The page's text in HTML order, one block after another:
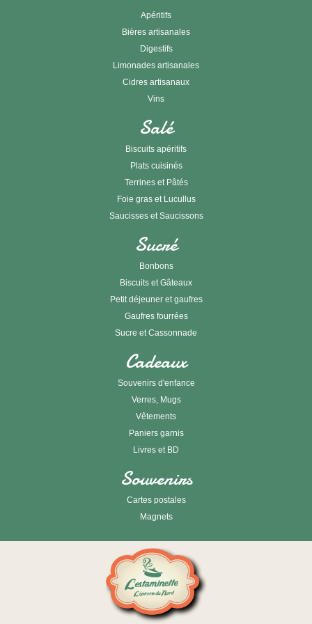
Apéritifs
Bières artisanales
Digestifs
Limonades artisanales
Cidres artisanaux
Vins
Salé
Biscuits apéritifs
Plats cuisinés
Terrines et Pâtés
Foie gras et Lucullus
Saucisses et Saucissons
Sucré
Bonbons
Biscuits et Gâteaux
Petit déjeuner et gaufres
Gaufres fourrées
Sucre et Cassonnade
Cadeaux
Souvenirs d'enfance
Verres, Mugs
Vêtements
Paniers garnis
Livres et BD
Souvenirs
Cartes postales
Magnets